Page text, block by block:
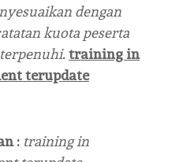
dengan
kuota peserta
training in
terupdate
: training in